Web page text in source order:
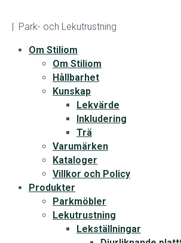
| Park- och Lekutrustning
Om Stiliom
Om Stiliom
Hållbarhet
Kunskap
Lekvärde
Inkludering
Trä
Varumärken
Kataloger
Villkor och Policy
Produkter
Parkmöbler
Lekutrustning
Lekställningar